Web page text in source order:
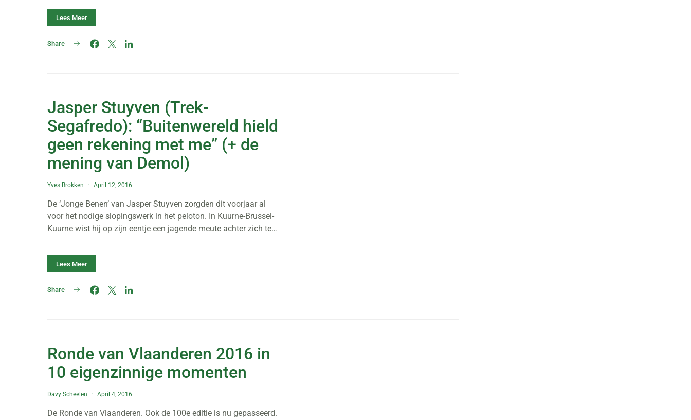
Lees Meer
Share
Jasper Stuyven (Trek-
Segafredo): “Buitenwereld hield
geen rekening met me” (+ de
mening van Demol)
Yves Brokken April 12, 2016
De ‘Jonge Benen’ van Jasper Stuyven zorgden dit voorjaar al
voor het nodige slopingswerk in het peloton. In Kuurne-Brussel-
Kuurne wist hij op zijn eentje een jagende meute achter zich te…
Lees Meer
Share
Ronde van Vlaanderen 2016 in
10 eigenzinnige momenten
Davy Scheelen April 4, 2016
De Ronde van Vlaanderen. Ook de 100e editie is nu gepasseerd.